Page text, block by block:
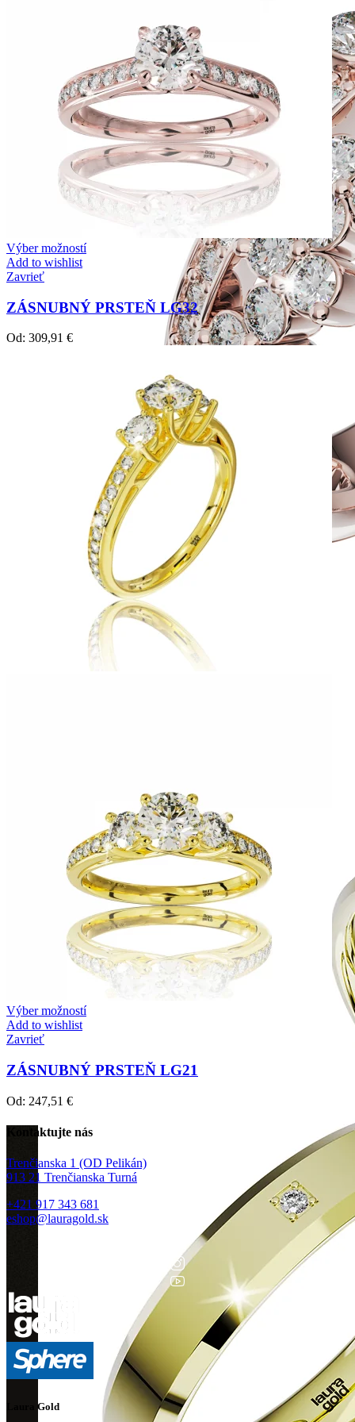
Svadobné obrúčky
Výber možností
Add to wishlist
Zavrieť
ZÁSNUBNÝ PRSTEŇ LG32
Od: 309,91 €
Výber možností
Add to wishlist
Zavrieť
ZÁSNUBNÝ PRSTEŇ LG21
Od: 247,51 €
Kontaktujte nás
Trenčianska 1 (OD Pelikán)
913 21 Trenčianska Turná
+421 917 343 681
eshop@lauragold.sk
Laura Gold